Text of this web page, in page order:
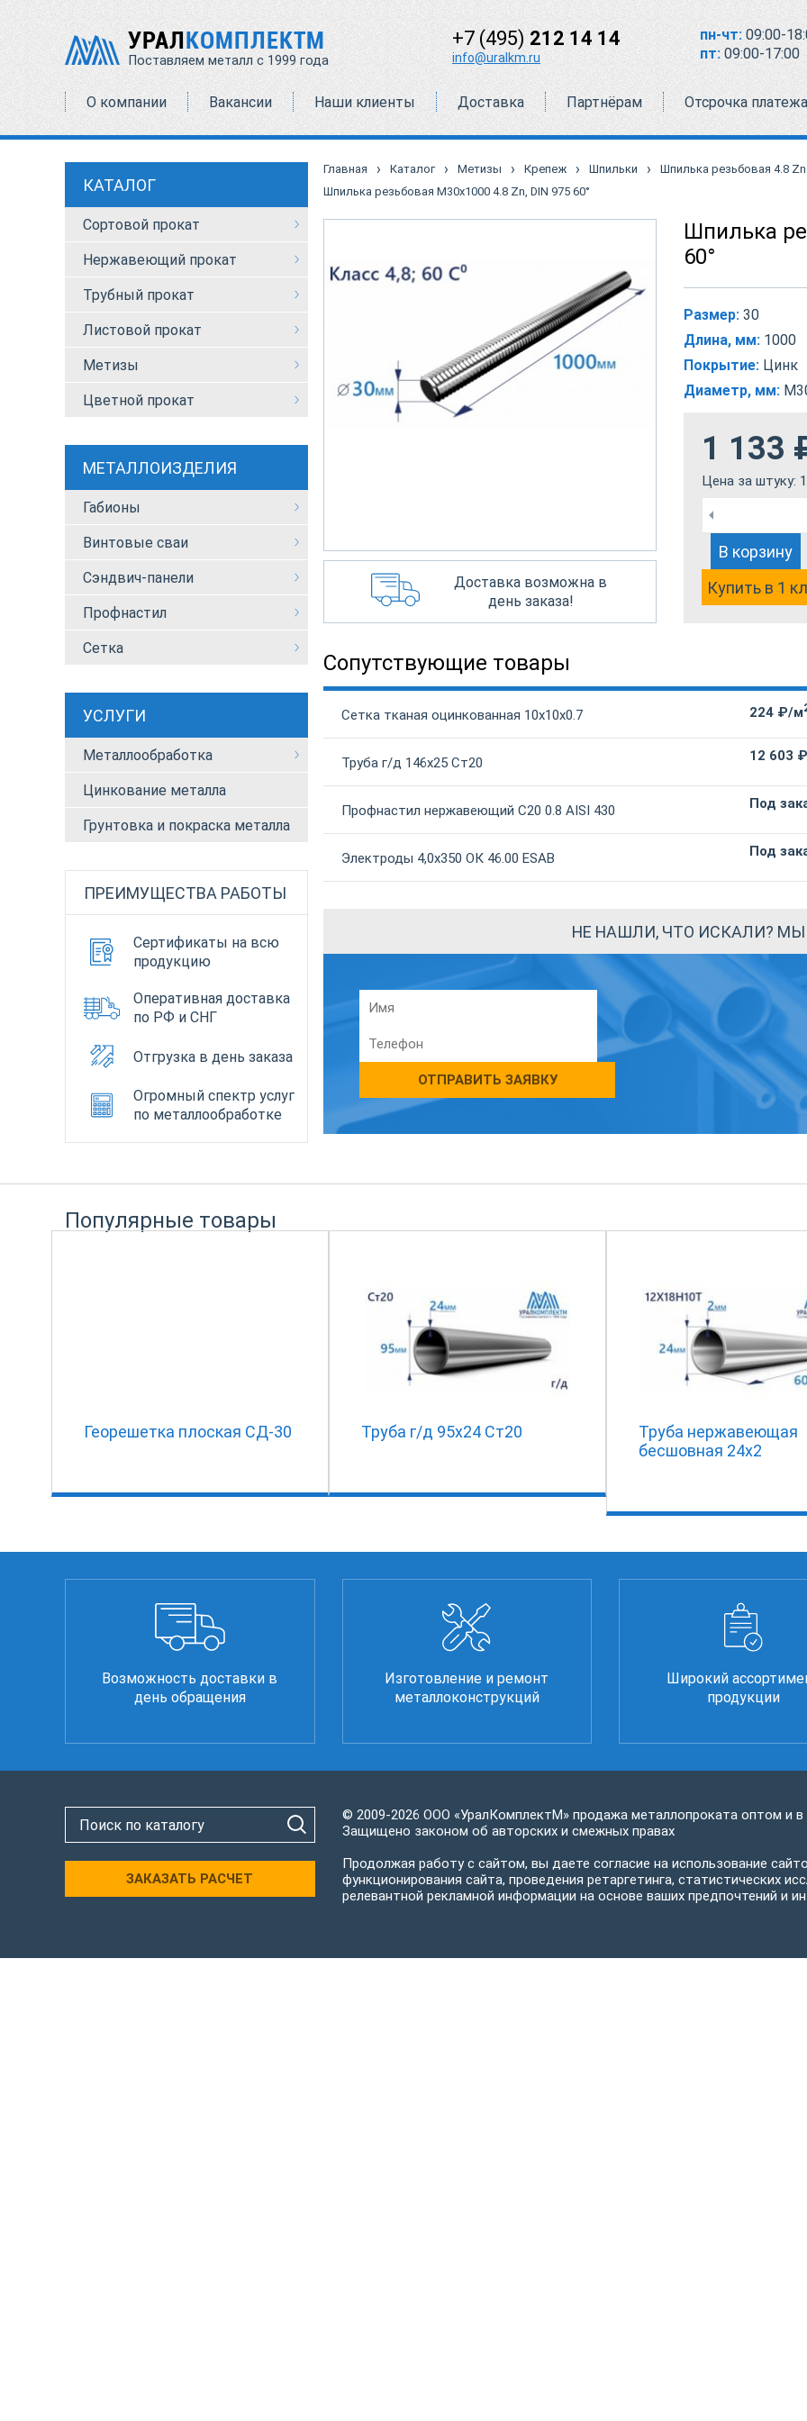
УРАЛКОМПЛЕКТМ
Поставляем металл с 1999 года
+7 (495) 212 14 14
info@uralkm.ru
пн-чт: 09:00-
пт: 09:00-17:00
О компании Вакансии Наши клиенты Доставка Партнёрам Отсрочка платежа
КАТАЛОГ
Сортовой прокат
Нержавеющий прокат
Трубный прокат
Листовой прокат
Метизы
Цветной прокат
МЕТАЛЛОИЗДЕЛИЯ
Габионы
Винтовые сваи
Сэндвич-панели
Профнастил
Сетка
УСЛУГИ
Металлообработка
Цинкование металла
Грунтовка и покраска металла
ПРЕИМУЩЕСТВА РАБОТЫ
Сертификаты на всю
продукцию
Оперативная доставка
по РФ и СНГ
Отгрузка в день заказа
Огромный спектр услуг
по металлообработке
Главная › Каталог › Метизы › Крепеж › Шпильки ›
Шпилька резьбовая 4.8 Zn
Шпилька резьбовая М30х1000 4.8 Zn, DIN 975 60°
Доставка возможна в
день заказа!
Шпилька
60°
Размер: 30
Длина, мм: 1000
Покрытие: Цинк
Диаметр, мм:
1 133
Цена за штуку:
В корзину
Купить в 1
Сопутствующие товары
Сетка тканая оцинкованная 10х10х0.7 224 ₽/м
Труба г/д 146х25 Ст20 12 603
Профнастил нержавеющий С20 0.8 AISI 430 Под
Электроды 4,0х350 ОК 46.00 ESAB Под
НЕ НАШЛИ, ЧТО ИСКАЛИ?
ОТПРАВИТЬ ЗАЯВКУ
Популярные товары
Георешетка плоская СД-30 Труба г/д 95х24 Ст20
Труба нержавеющая
бесшовная 24х2
Возможность доставки в
день обращения
Изготовление и ремонт
металлоконструкций
Широкий
продукции
ЗАКАЗАТЬ РАСЧЕТ
© 2009-2026 ООО «УралКомплектМ» продажа металлопроката оптом и в
Защищено законом об авторских и смежных правах
Продолжая работу с сайтом, вы даете согласие на использование
функционирования сайта, проведения ретаргетинга, статистических
релевантной рекламной информации на основе ваших предпочтений и